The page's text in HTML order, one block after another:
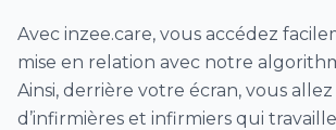
Autre soins infirmiers
Avec inzee.care, vous accédez
mise en relation avec notre
Ainsi, derrière votre écran, vous
d’infirmières et infirmiers qui